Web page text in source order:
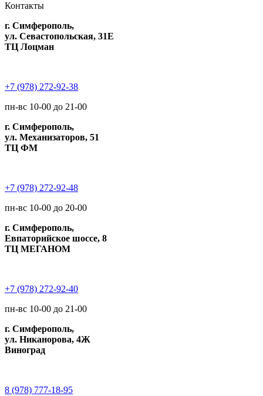
Контакты
г. Симферополь,
ул. Севастопольская, 31Е
ТЦ Лоцман
+7 (978) 272-92-38
пн-вс 10-00 до 21-00
г. Симферополь,
ул. Механизаторов, 51
ТЦ ФМ
+7 (978) 272-92-48
пн-вс 10-00 до 20-00
г. Симферополь,
Евпаторийское шоссе, 8
ТЦ МЕГАНОМ
+7 (978) 272-92-40
пн-вс 10-00 до 21-00
г. Симферополь,
ул. Никанорова, 4Ж
Виноград
8 (978) 777-18-95